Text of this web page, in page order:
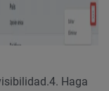
4. Haga